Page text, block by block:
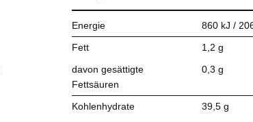
Energie
860 kJ /
Fett
1,2 g
davon gesättigte
Fettsäuren
0,3 g
Kohlenhydrate
39,5 g